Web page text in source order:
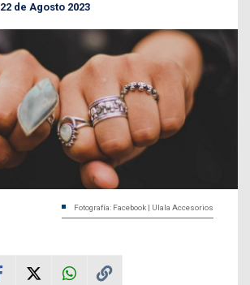
22 de Agosto 2023
Fotografía: Facebook | Ulala Accesorios